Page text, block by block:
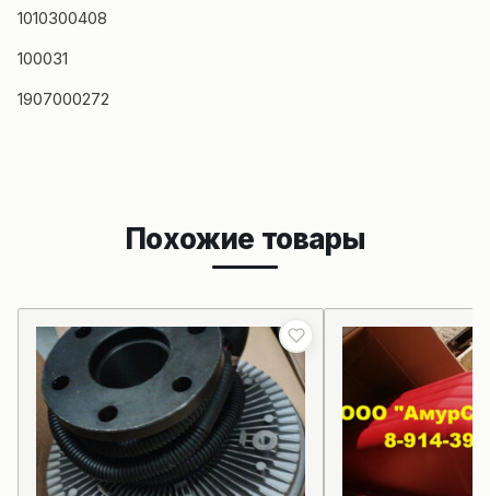
1010300408
100031
1907000272
Похожие товары